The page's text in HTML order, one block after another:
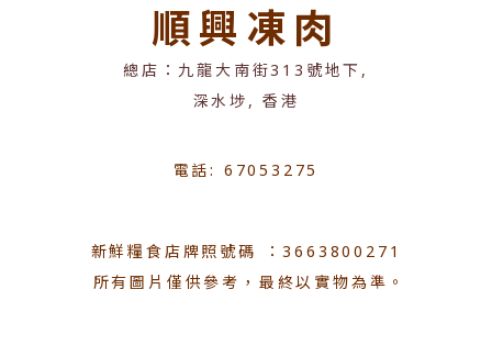
順興凍肉
總店：九龍大南街313號地下,
深水埗, 香港
電話: 67053275
新鮮糧食店牌照號碼 ：3663800271
所有圖片僅供參考，最終以實物為準。